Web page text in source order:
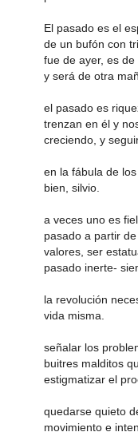
El pasado es el
de un bufón con
fue de ayer, es
y será de otra
el pasado es
trenzan en él y
creciendo, y
en la fábula de
bien, silvio.
a veces uno es
pasado a partir
valores, ser
pasado inerte-
la revolución
vida misma.
señalar los
buitres malditos
estigmatizar el
quedarse quieto
movimiento e